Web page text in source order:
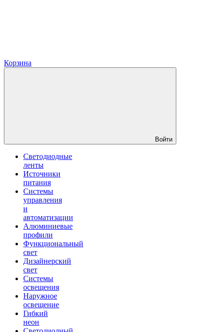
Корзина
Войти
Светодиодные
ленты
Источники
питания
Системы
управления
и
автоматизации
Алюминиевые
профили
Функциональный
свет
Дизайнерский
свет
Системы
освещения
Наружное
освещение
Гибкий
неон